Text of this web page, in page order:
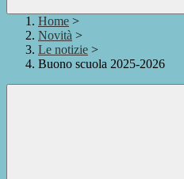
Home >
Novità >
Le notizie >
Buono scuola 2025-2026